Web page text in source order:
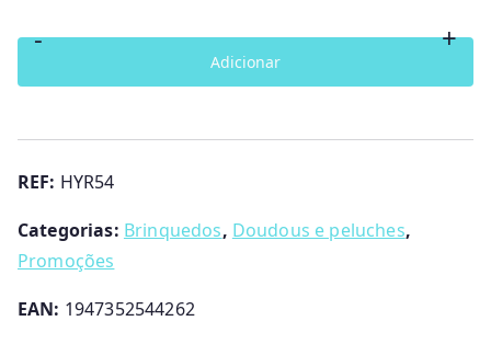
-
de
Fofinha
Fisher
+
Adicionar
REF: HYR54
Categorias: Brinquedos, Doudous e peluches,
Promoções
EAN: 1947352544262